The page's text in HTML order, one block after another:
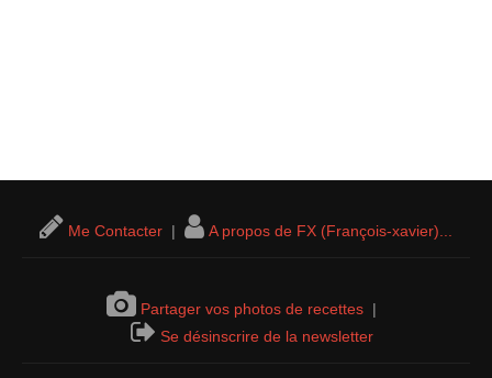
Me Contacter | A propos de FX (François-xavier)...
Partager vos photos de recettes |
Se désinscrire de la newsletter